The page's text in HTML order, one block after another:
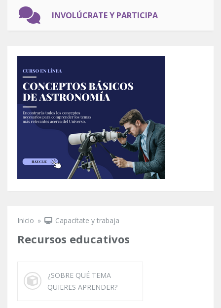
INVOLÚCRATE Y PARTICIPA
Inicio » Capacítate y trabaja
Recursos educativos
¿SOBRE QUÉ TEMA
QUIERES APRENDER?